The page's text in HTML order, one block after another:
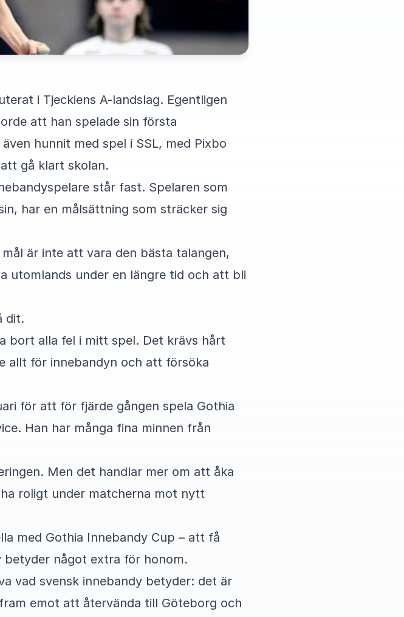
i Tjeckiens A-landslag. Egentligen
att han spelade sin första
hunnit med spel i SSL, med Pixbo
gå klart skolan.
står fast. Spelaren som
har en målsättning som sträcker sig
är inte att vara den bästa talangen,
utomlands under en längre tid och att bli
dit.
bort alla fel i mitt spel. Det krävs hårt
allt för innebandyn och att försöka
för att för fjärde gången spela Gothia
Han har många fina minnen från
Men det handlar mer om att åka
roligt under matcherna mot nytt
med Gothia Innebandy Cup – att få
något extra för honom.
vad svensk innebandy betyder: det är
emot att återvända till Göteborg och